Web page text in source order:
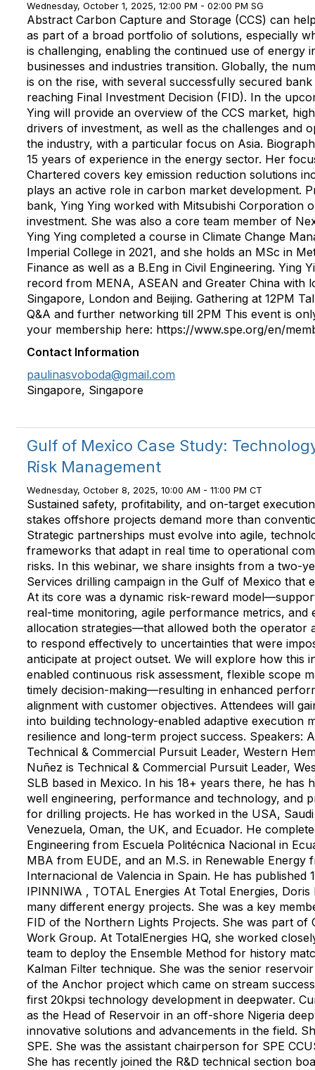
Wednesday, October 1, 2025, 12:00 PM - 02:00 PM SG
Abstract Carbon Capture and Storage (CCS) can
as part of a broad portfolio of solutions, especially
is challenging, enabling the continued use of energy
businesses and industries transition. Globally, the
is on the rise, with several successfully secured
reaching Final Investment Decision (FID). In the
Ying will provide an overview of the CCS market,
drivers of investment, as well as the challenges and
the industry, with a particular focus on Asia.
15 years of experience in the energy sector. Her
Chartered covers key emission reduction solutions
plays an active role in carbon market development.
bank, Ying Ying worked with Mitsubishi Corporation
investment. She was also a core team member of
Ying Ying completed a course in Climate Change
Imperial College in 2021, and she holds an MSc in
Finance as well as a B.Eng in Civil Engineering. Ying
record from MENA, ASEAN and Greater China with
Singapore, London and Beijing. Gathering at 12PM
Q&A and further networking till 2PM This event is
your membership here: https://www.spe.org/en/
Contact Information
paulinasvoboda@gmail.com
Singapore, Singapore
Gulf of Mexico Case Study:
Risk Management
Wednesday, October 8, 2025, 10:00 AM - 11:00 PM CT
Sustained safety, profitability, and on-target
stakes offshore projects demand more than
Strategic partnerships must evolve into agile,
frameworks that adapt in real time to operational
risks. In this webinar, we share insights from a two-
Services drilling campaign in the Gulf of Mexico that
At its core was a dynamic risk-reward
real-time monitoring, agile performance metrics, and
allocation strategies—that allowed both the operator
to respond effectively to uncertainties that were
anticipate at project outset. We will explore how this
enabled continuous risk assessment, flexible scope
timely decision-making—resulting in enhanced
alignment with customer objectives. Attendees will
into building technology-enabled adaptive execution
resilience and long-term project success. Speakers:
Technical & Commercial Pursuit Leader, Western
Nuñez is Technical & Commercial Pursuit Leader,
SLB based in Mexico. In his 18+ years there, he has
well engineering, performance and technology, and
for drilling projects. He has worked in the USA,
Venezuela, Oman, the UK, and Ecuador. He
Engineering from Escuela Politécnica Nacional in
MBA from EUDE, and an M.S. in Renewable Energy
Internacional de Valencia in Spain. He has published
IPINNIWA , TOTAL Energies At Total Energies, Doris
many different energy projects. She was a key
FID of the Northern Lights Projects. She was part of
Work Group. At TotalEnergies HQ, she worked
team to deploy the Ensemble Method for history
Kalman Filter technique. She was the senior
of the Anchor project which came on stream
first 20kpsi technology development in deepwater.
as the Head of Reservoir in an off-shore Nigeria
innovative solutions and advancements in the field.
SPE. She was the assistant chairperson for SPE
She has recently joined the R&D technical section